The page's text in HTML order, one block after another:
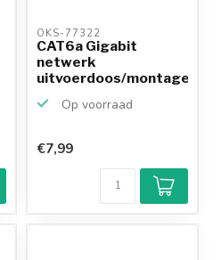
OKS-77322
CAT6a Gigabit
netwerk
uitvoerdoos/
Op voorraad
9,2/10
Achteraf
betalen mogelijk
€7,99